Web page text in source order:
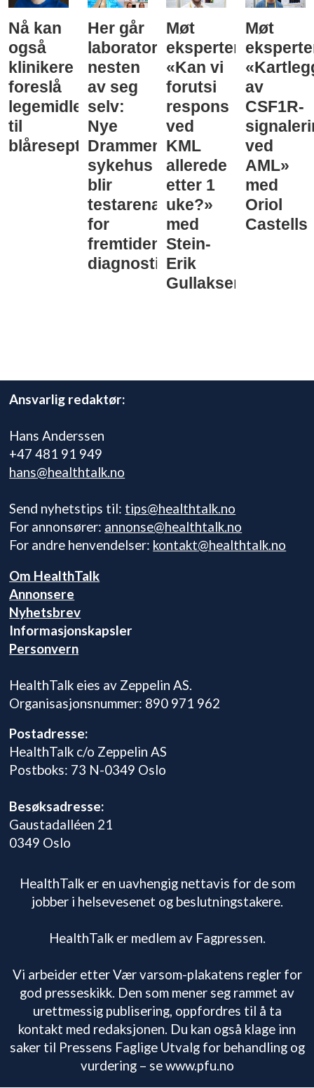
Nå kan
også
klinikere
foreslå
legemidler
til
blåreseptvurdering
Her går
laboratorieprøvene
nesten
av seg
selv:
Nye
Drammen
sykehus
blir
testarena
for
fremtidens
diagnostikk
Møt
eksperten:
«Kan vi
forutsi
respons
ved
KML
allerede
etter 1
uke?»
med
Stein-
Erik
Gullaksen
Møt
av
CSF1R-
ved
AML»
med
Oriol
Castells
Ansvarlig redaktør:
Hans Anderssen
+47 481 91 949
hans@healthtalk.no
Send nyhetstips til: tips@healthtalk.no
For annonsører: annonse@healthtalk.no
For andre henvendelser: kontakt@healthtalk.no
Om HealthTalk
Annonsere
Nyhetsbrev
Informasjonskapsler
Personvern
HealthTalk eies av Zeppelin AS.
Organisasjonsnummer: 890 971 962
Postadresse:
HealthTalk c/o Zeppelin AS
Postboks: 73 N-0349 Oslo
Besøksadresse:
Gaustadalléen 21
0349 Oslo
HealthTalk er en uavhengig nettavis for de som
jobber i helsevesenet og beslutningstakere.
HealthTalk er medlem av Fagpressen.
Vi arbeider etter Vær varsom-plakatens regler for
god presseskikk. Den som mener seg rammet av
urettmessig publisering, oppfordres til å ta
kontakt med redaksjonen. Du kan også klage inn
saker til Pressens Faglige Utvalg for behandling og
vurdering – se www.pfu.no